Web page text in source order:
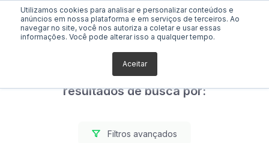
Utilizamos cookies para analisar e personalizar conteúdos e
anúncios em nossa plataforma e em serviços de terceiros. Ao
navegar no site, você nos autoriza a coletar e usar essas
informações. Você pode alterar isso a qualquer tempo.
Aceitar
Foram encontrados 0
resultados de busca por:
Filtros avançados